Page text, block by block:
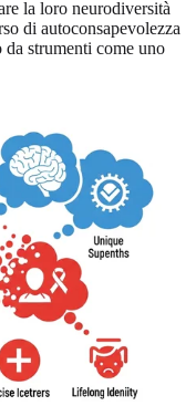
la loro neurodiversità
di autoconsapevolezza
da strumenti come uno